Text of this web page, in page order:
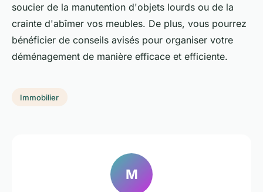
soucier de la manutention d'objets lourds ou de la
crainte d'abîmer vos meubles. De plus, vous pourrez
bénéficier de conseils avisés pour organiser votre
déménagement de manière efficace et efficiente.
Immobilier
M